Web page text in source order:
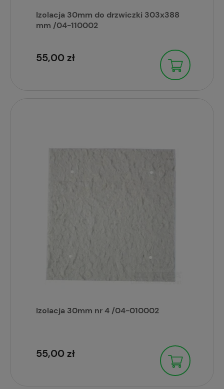
Izolacja 30mm do drzwiczki 303x388
mm /04-110002
55,00 zł
Izolacja 30mm nr 4 /04-010002
55,00 zł